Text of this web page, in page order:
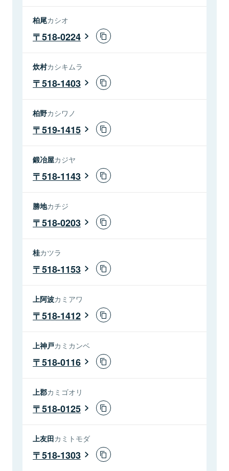
柏尾カシオ
518-0224
炊村カシキムラ
518-1403
柏野カシワノ
519-1415
鍛冶屋カジヤ
518-1143
勝地カチジ
518-0203
桂カツラ
518-1153
上阿波カミアワ
518-1412
上神戸カミカンベ
518-0116
上郡カミゴオリ
518-0125
上友田カミトモダ
518-1303